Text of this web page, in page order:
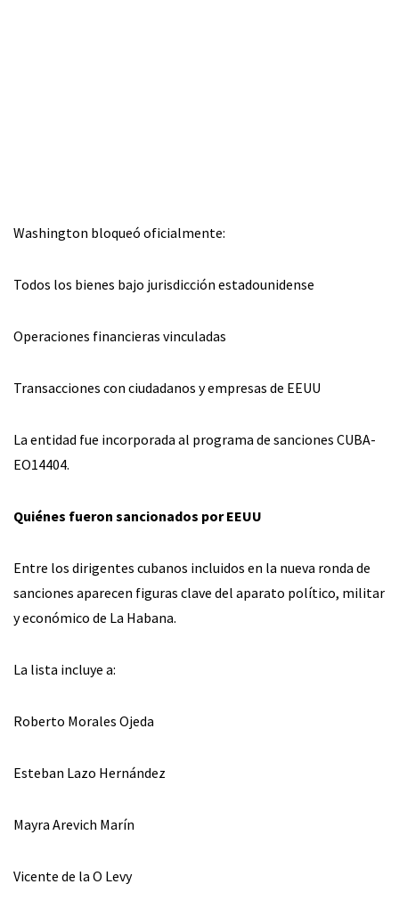
Washington bloqueó oficialmente:
Todos los bienes bajo jurisdicción estadounidense
Operaciones financieras vinculadas
Transacciones con ciudadanos y empresas de EEUU
La entidad fue incorporada al programa de sanciones CUBA-
EO14404.
Quiénes fueron sancionados por EEUU
Entre los dirigentes cubanos incluidos en la nueva ronda de
sanciones aparecen figuras clave del aparato político, militar
y económico de La Habana.
La lista incluye a:
Roberto Morales Ojeda
Esteban Lazo Hernández
Mayra Arevich Marín
Vicente de la O Levy